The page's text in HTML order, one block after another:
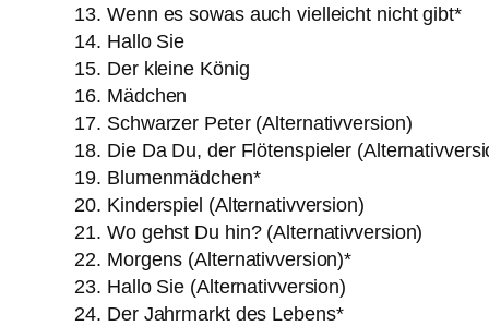
Wenn es sowas auch vielleicht nicht gibt*
Hallo Sie
Der kleine König
Mädchen
Schwarzer Peter (Alternativversion)
Die Da Du, der Flötenspieler
Blumenmädchen*
Kinderspiel (Alternativversion)
Wo gehst Du hin? (Alternativversion)
Morgens (Alternativversion)*
Hallo Sie (Alternativversion)
Der Jahrmarkt des Lebens*